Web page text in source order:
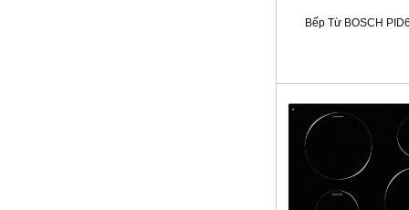
Bếp Từ BOSCH